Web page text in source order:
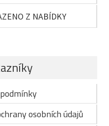
Z NABÍDKY
osobních údajů